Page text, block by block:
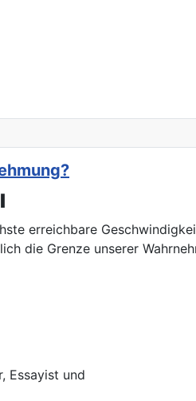
erreichbare
die Grenze unserer
Essayist und